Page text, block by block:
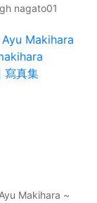
nagato01
Makihara ~